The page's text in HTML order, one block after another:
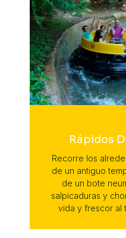
Rápidos
Recorre los
de un antiguo
de un bote
salpicaduras y
vida y frescor al